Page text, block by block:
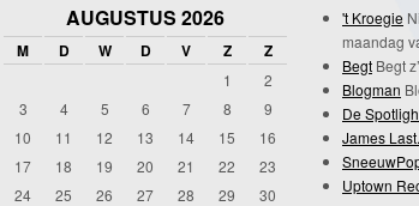
AUGUSTUS 2026
M D W D V Z Z
1
2
3
4 5 6 7 8
9
10
11 12 13 14 15
16
17
18 19 20 21 22
23
24
25 26 27 28 29
30
't Kroegie
maandag
Begt Begt
Blogman
De
James
Uptown